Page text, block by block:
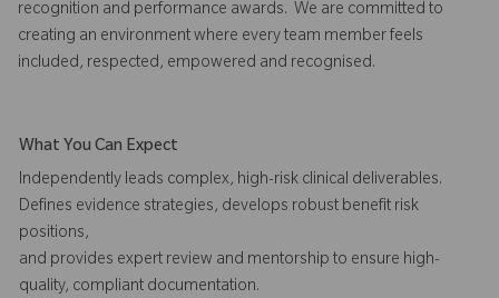
recognition and performance awards. We are committed to
creating an environment where every team member feels
included, respected, empowered and recognised.
What You Can Expect
Independently leads complex, high-risk clinical deliverables.
Defines evidence strategies, develops robust benefit risk
positions,
and provides expert review and mentorship to ensure high-
quality, compliant documentation.